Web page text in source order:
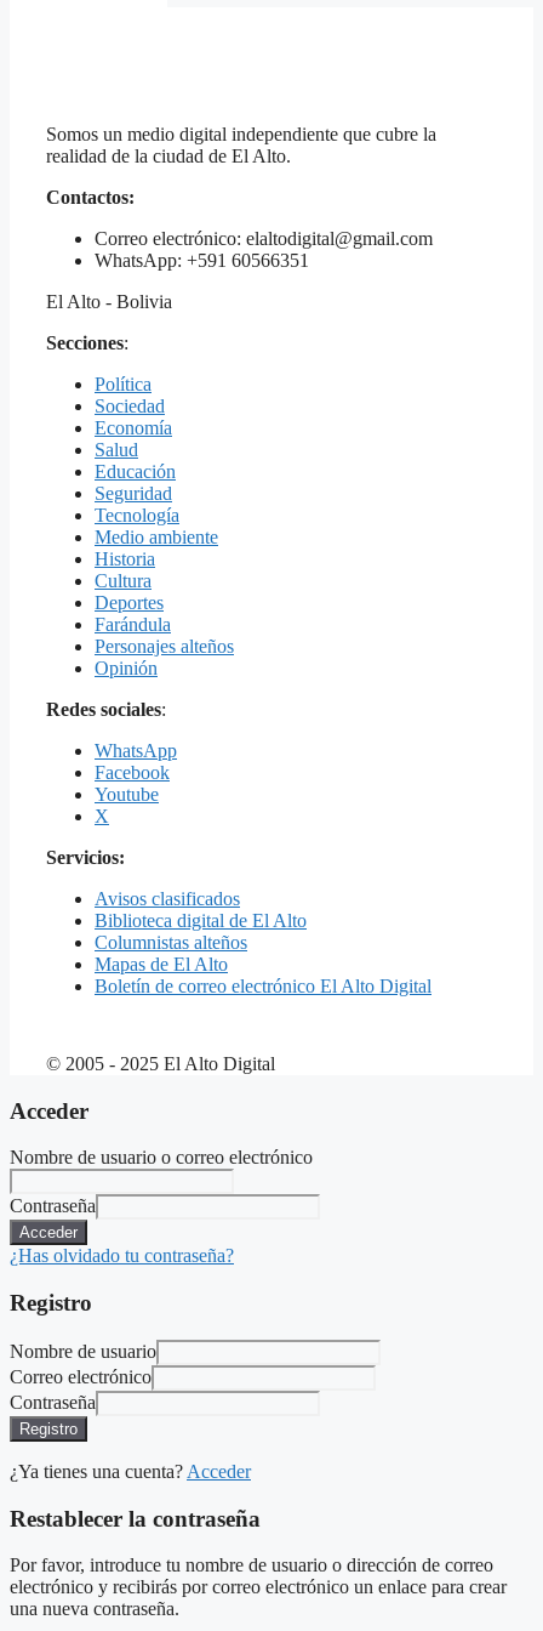
Somos un medio digital independiente que cubre la
realidad de la ciudad de El Alto.
Contactos:
Correo electrónico: elaltodigital@gmail.com
WhatsApp: +591 60566351
El Alto - Bolivia
Secciones:
Política
Sociedad
Economía
Salud
Educación
Seguridad
Tecnología
Medio ambiente
Historia
Cultura
Deportes
Farándula
Personajes alteños
Opinión
Redes sociales:
WhatsApp
Facebook
Youtube
X
Servicios:
Avisos clasificados
Biblioteca digital de El Alto
Columnistas alteños
Mapas de El Alto
Boletín de correo electrónico El Alto Digital
© 2005 - 2025 El Alto Digital
Acceder
Nombre de usuario o correo electrónico
Contraseña
Acceder
¿Has olvidado tu contraseña?
Registro
Nombre de usuario
Correo electrónico
Contraseña
Registro
¿Ya tienes una cuenta? Acceder
Restablecer la contraseña
Por favor, introduce tu nombre de usuario o dirección de correo
electrónico y recibirás por correo electrónico un enlace para crear
una nueva contraseña.